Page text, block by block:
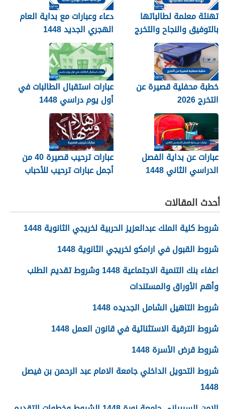
تهنئة معلمة لطالباتها
بالتوفيق والنجاح والتخرج
2026
دعاء وعبارات مع بداية العام
الهجري الجديد 1448
خطبة محفلية قصيرة عن
التخرج 2026
عبارات استقبال الطالبات في
أول يوم دراسي 1448
عبارات عن بداية الفصل
الدراسي الثاني 1448
عبارات ترحيب قصيرة 40 من
أجمل عبارات ترحيب للأحباب
أحدث المقالات
شروط كلية الملك عبدالعزيز الحربية لخريجي الثانوية 1448
شروط القبول في ارامكو لخريجي الثانوية 1448
اعفاء بنك التنمية الاجتماعية 1448 وشروط تقديم الطلب
وأهم الأوراق والمستندات
شروط التاهيل الشامل الجديده 1448
شروط الترقية الاستثنائية في قانون العمل 1448
شروط قرض الأسرة 1448
شروط التحويل الداخلي جامعة الامام عبد الرحمن بن فيصل
1448